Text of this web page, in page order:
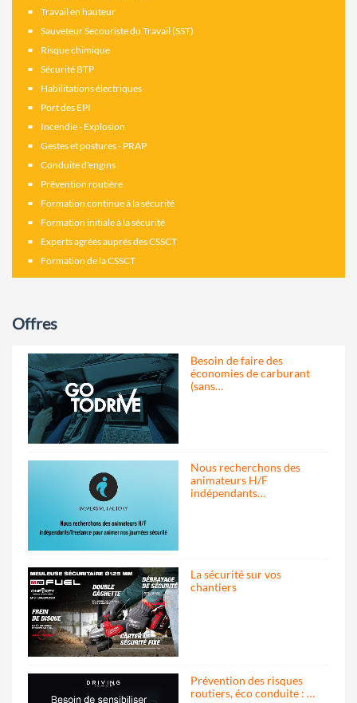
Travail en hauteur
Sauveteur Secouriste du Travail (SST)
Risque chimique
Sécurité BTP
Habilitations électriques
Port des EPI
Incendie - Explosion
Gestes et postures - PRAP
Conduite d'engins
Prévention routière
Formation continue à la sécurité
Formation initiale à la sécurité
Experts agréés auprés des CSSCT
Formation de la CSSCT
Offres
Besoin de faire des
économies de carburant
(sans…
Nous recherchons des
animateurs H/F
indépendants…
La sécurité sur vos
chantiers
Prévention des risques
routiers, éco conduite : …